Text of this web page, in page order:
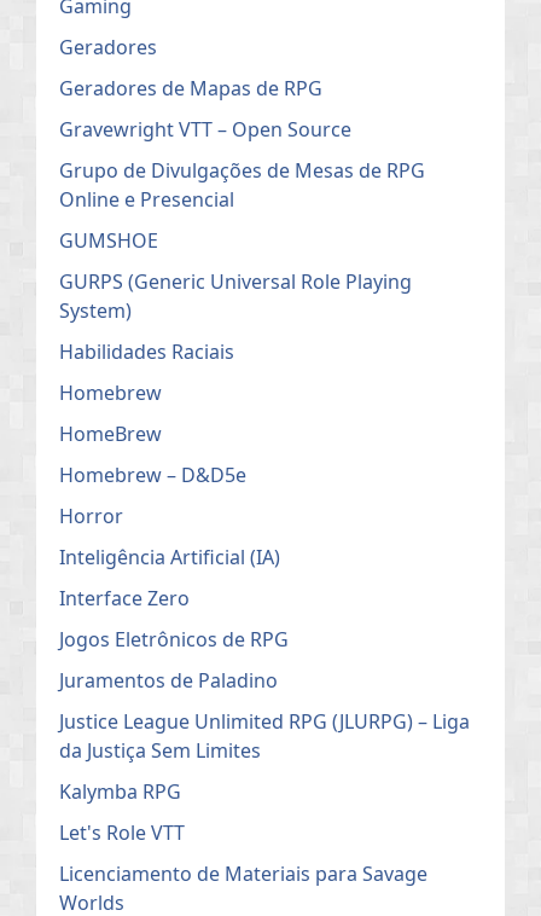
Gaming
Geradores
Geradores de Mapas de RPG
Gravewright VTT – Open Source
Grupo de Divulgações de Mesas de RPG
Online e Presencial
GUMSHOE
GURPS (Generic Universal Role Playing
System)
Habilidades Raciais
Homebrew
HomeBrew
Homebrew – D&D5e
Horror
Inteligência Artificial (IA)
Interface Zero
Jogos Eletrônicos de RPG
Juramentos de Paladino
Justice League Unlimited RPG (JLURPG) – Liga
da Justiça Sem Limites
Kalymba RPG
Let's Role VTT
Licenciamento de Materiais para Savage
Worlds